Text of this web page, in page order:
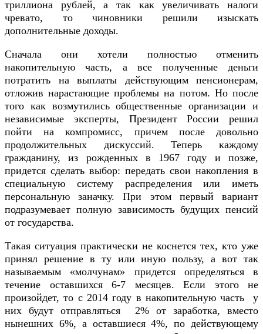
триллиона рублей, а так как увеличивать налоги
чревато, то чиновники решили изыскать
дополнительные доходы.
Сначала они хотели полностью отменить
накопительную часть, а все полученные деньги
потратить на выплаты действующим пенсионерам,
отложив нарастающие проблемы на потом. Но после
того как возмутились общественные организации и
независимые эксперты, Президент России решил
пойти на компромисс, причем после довольно
продолжительных дискуссий. Теперь каждому
гражданину, из рожденных в 1967 году и позже,
придется сделать выбор: передать свои накопления в
специальную систему распределения или иметь
персональную заначку. При этом первый вариант
подразумевает полную зависимость будущих пенсий
от государства.
Такая ситуация практически не коснется тех, кто уже
принял решение в ту или иную пользу, а вот так
называемым «молчунам» придется определяться в
течение оставшихся 6-7 месяцев. Если этого не
произойдет, то с 2014 году в накопительную часть у
них будут отправляться 2% от заработка, вместо
нынешних 6%, а оставшиеся 4%, по действующему